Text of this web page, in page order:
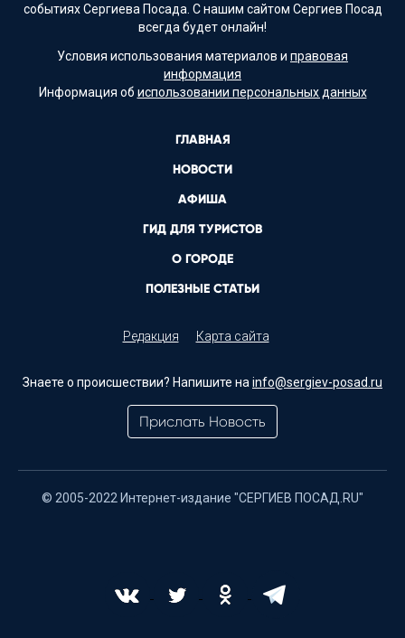
событиях Сергиева Посада. С нашим сайтом Сергиев Посад
всегда будет онлайн!
Условия использования материалов и правовая
информация
Информация об использовании персональных данных
ГЛАВНАЯ
НОВОСТИ
АФИША
ГИД ДЛЯ ТУРИСТОВ
О ГОРОДЕ
ПОЛЕЗНЫЕ СТАТЬИ
Редакция Карта сайта
Знаете о происшествии? Напишите на info@sergiev-posad.ru
Прислать Новость
© 2005-2022 Интернет-издание "СЕРГИЕВ ПОСАД.RU"